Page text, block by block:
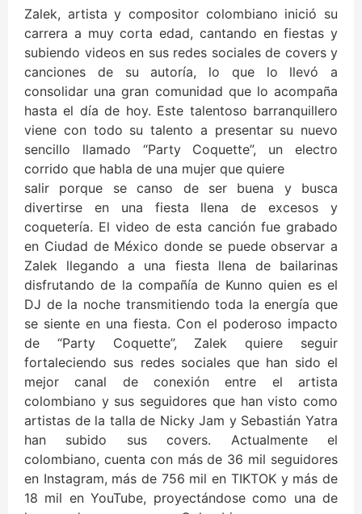
Zalek, artista y compositor colombiano inició su
carrera a muy corta edad, cantando en fiestas y
subiendo videos en sus redes sociales de covers y
canciones de su autoría, lo que lo llevó a
consolidar una gran comunidad que lo acompaña
hasta el día de hoy. Este talentoso barranquillero
viene con todo su talento a presentar su nuevo
sencillo llamado “Party Coquette”, un electro
corrido que habla de una mujer que quiere
salir porque se canso de ser buena y busca
divertirse en una fiesta llena de excesos y
coquetería. El video de esta canción fue grabado
en Ciudad de México donde se puede observar a
Zalek llegando a una fiesta llena de bailarinas
disfrutando de la compañía de Kunno quien es el
DJ de la noche transmitiendo toda la energía que
se siente en una fiesta. Con el poderoso impacto
de “Party Coquette”, Zalek quiere seguir
fortaleciendo sus redes sociales que han sido el
mejor canal de conexión entre el artista
colombiano y sus seguidores que han visto como
artistas de la talla de Nicky Jam y Sebastián Yatra
han subido sus covers. Actualmente el
colombiano, cuenta con más de 36 mil seguidores
en Instagram, más de 756 mil en TIKTOK y más de
18 mil en YouTube, proyectándose como una de